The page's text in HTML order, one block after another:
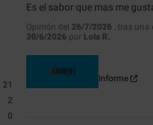
21
2
0
Es el sabor que mas me
Opinión del 26/7/2026 , tras una
30/6/2026 por Lola R.
Útil(0)
Informe